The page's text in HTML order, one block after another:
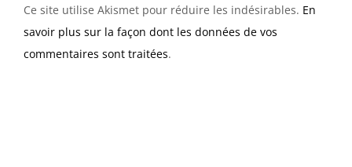
Ce site utilise Akismet pour réduire les indésirables. En
savoir plus sur la façon dont les données de vos
commentaires sont traitées.